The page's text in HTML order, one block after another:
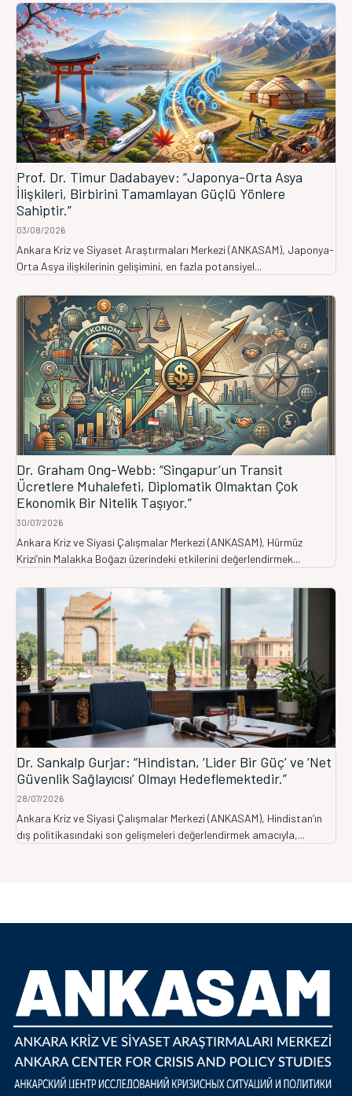
Prof. Dr. Timur Dadabayev: “Japonya-Orta Asya
İlişkileri, Birbirini Tamamlayan Güçlü Yönlere
Sahiptir.”
03/08/2026
Ankara Kriz ve Siyaset Araştırmaları Merkezi (ANKASAM), Japonya-
Orta Asya ilişkilerinin gelişimini, en fazla potansiyel...
Dr. Graham Ong-Webb: “Singapur’un Transit
Ücretlere Muhalefeti, Diplomatik Olmaktan Çok
Ekonomik Bir Nitelik Taşıyor.”
30/07/2026
Ankara Kriz ve Siyasi Çalışmalar Merkezi (ANKASAM), Hürmüz
Krizi’nin Malakka Boğazı üzerindeki etkilerini değerlendirmek...
Dr. Sankalp Gurjar: “Hindistan, ‘Lider Bir Güç’ ve ‘Net
Güvenlik Sağlayıcısı’ Olmayı Hedeflemektedir.”
28/07/2026
Ankara Kriz ve Siyasi Çalışmalar Merkezi (ANKASAM), Hindistan’ın
dış politikasındaki son gelişmeleri değerlendirmek amacıyla,...